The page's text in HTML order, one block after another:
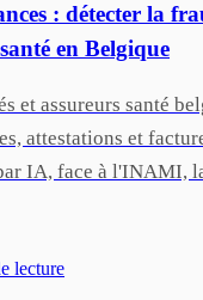
: détecter la
en Belgique
et assureurs santé
attestations et
IA, face à l'INAMI,
lecture